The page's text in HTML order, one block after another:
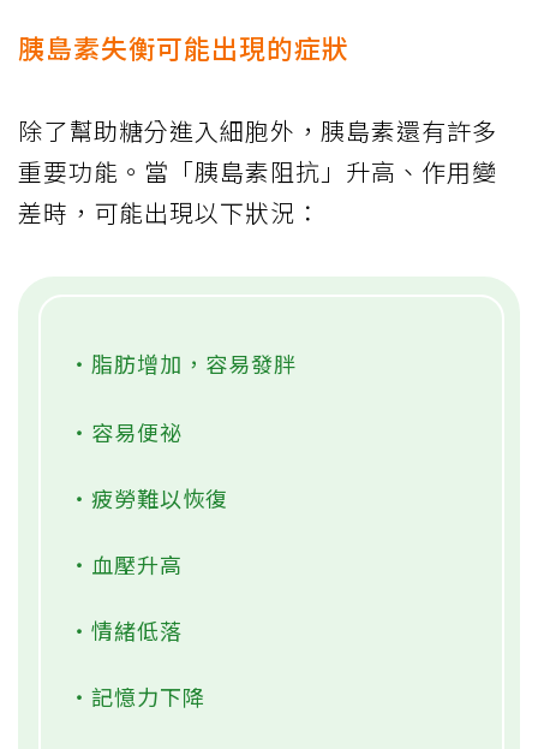
胰島素失衡可能出現的症狀
除了幫助糖分進入細胞外，胰島素還有許多
重要功能。當「胰島素阻抗」升高、作用變
差時，可能出現以下狀況：
・脂肪增加，容易發胖
・容易便祕
・疲勞難以恢復
・血壓升高
・情緒低落
・記憶力下降